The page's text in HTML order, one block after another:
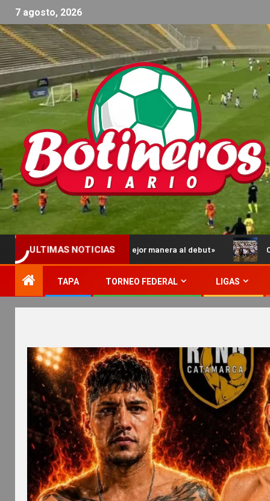
7 agosto, 2026
ULTIMAS NOTICIAS
de la mejor manera al debut» Comienzan los
TAPA TORNEO FEDERAL LIGAS